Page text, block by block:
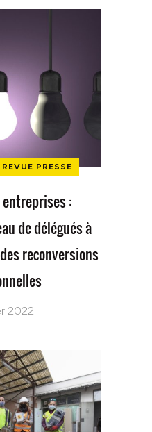
REVUE PRESSE
:
de délégués à
reconversions
2022